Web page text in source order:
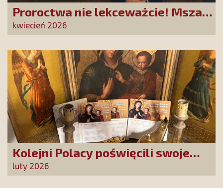
Proroctwa nie lekceważcie! Msza
Święta na Jasnej Górze –
dziękujemy za Waszą obecność!
kwiecień 2026
Kolejni Polacy poświęcili swoje
sprawy Matce Bożej Uzdrowienie
Chorych!
luty 2026